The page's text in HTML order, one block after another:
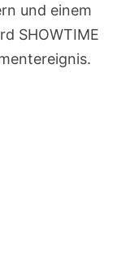
und einem
SHOWTIME